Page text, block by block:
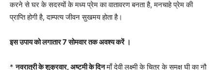
करने से घर के सदस्यों के मध्य प्रेम का वातावरण बनता है, मनचाहे प्रेम की
प्राप्ति होगी है, दाम्पत्य जीवन सुखमय होता है।
इस उपाय को लगातार 7 सोमवार तक अवश्य करें ।
*नवरात्री के शुक्रवार, अष्टमी के दिनमाँ देवी लक्ष्मी के चित्र के समक्ष घी का नौ